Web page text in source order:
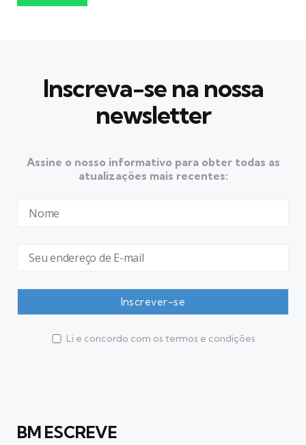
Inscreva-se na nossa
newsletter
Assine o nosso informativo para obter todas as
atualizações mais recentes:
Li e concordo com os termos e condições
BM ESCREVE